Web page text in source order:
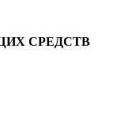
СРЕДСТВ